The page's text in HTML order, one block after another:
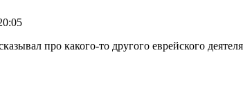
про какого-то другого еврейского